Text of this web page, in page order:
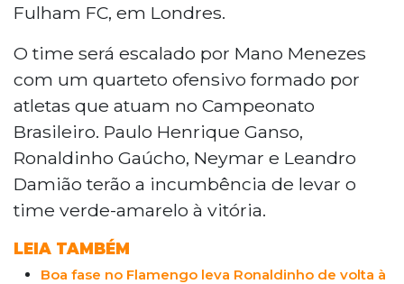
Fulham FC, em Londres.
O time será escalado por Mano Menezes
com um quarteto ofensivo formado por
atletas que atuam no Campeonato
Brasileiro. Paulo Henrique Ganso,
Ronaldinho Gaúcho, Neymar e Leandro
Damião terão a incumbência de levar o
time verde-amarelo à vitória.
LEIA TAMBÉM
Boa fase no Flamengo leva Ronaldinho de volta à